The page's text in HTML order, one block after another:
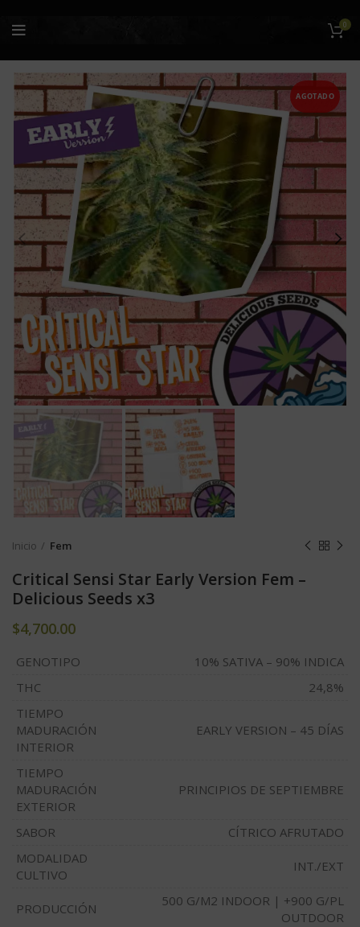
0
AGOTADO
Inicio Fem
Critical Sensi Star Early Version Fem –
Delicious Seeds x3
$4,700.00
GENOTIPO
10% SATIVA – 90% INDICA
THC
24,8%
TIEMPO
MADURACIÓN
INTERIOR
EARLY VERSION – 45 DÍAS
TIEMPO
MADURACIÓN
EXTERIOR
PRINCIPIOS DE SEPTIEMBRE
SABOR
CÍTRICO AFRUTADO
MODALIDAD
CULTIVO
INT./EXT
PRODUCCIÓN
500 G/M2 INDOOR | +900 G/PL
OUTDOOR